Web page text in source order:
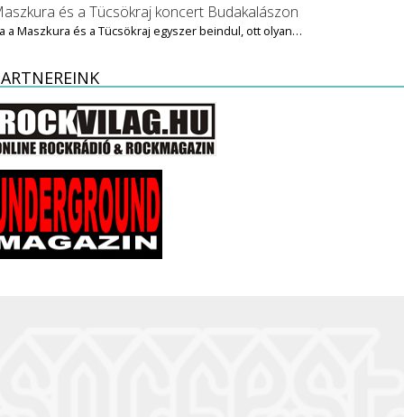
és a Tücsökraj koncert Budakalászon
a Maszkura és a Tücsökraj egyszer beindul, ott olyan…